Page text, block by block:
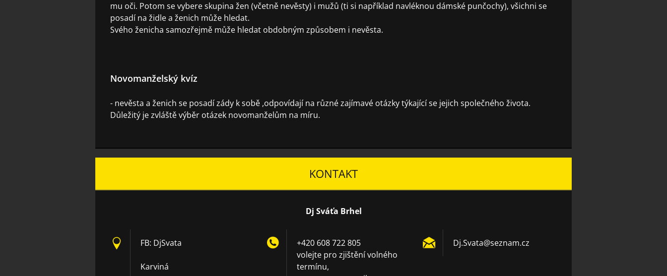
mu oči. Potom se vybere skupina žen (včetně nevěsty) i mužů (ti si například navléknou dámské punčochy), všichni se
posadí na židle a ženich může hledat.
Svého ženicha samozřejmě může hledat obdobným způsobem i nevěsta.
Novomanželský kvíz
- nevěsta a ženich se posadí zády k sobě ,odpovídají na různé zajímavé otázky týkající se jejich společného života.
Důležitý je zvláště výběr otázek novomanželům na míru.
KONTAKT
Dj Sváťa Brhel
FB: DjSvata
Karviná
+420 608 722 805
volejte pro zjištění volného
termínu,
Dj.Svata@seznam.cz